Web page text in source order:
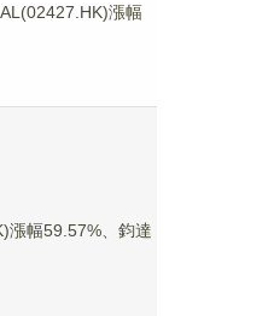
漲幅
漲幅59.57%、鈞達